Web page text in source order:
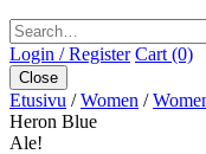
Search
Login / Register Cart (0)
Close
Etusivu /Women /
Heron Blue
Ale!